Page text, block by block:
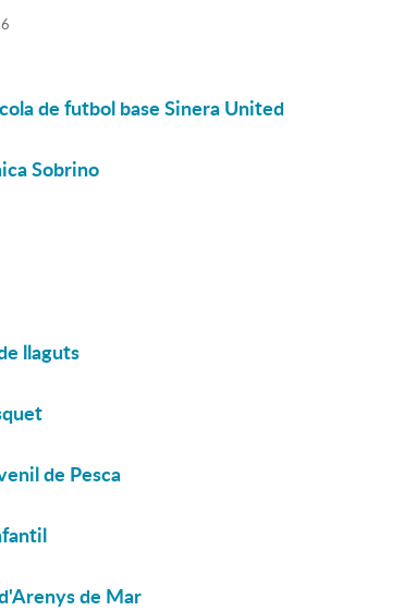
de futbol base Sinera United
Sobrino
llaguts
de Pesca
de Mar